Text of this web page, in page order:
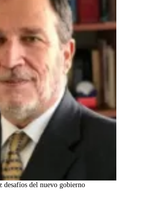
desafíos del nuevo gobierno